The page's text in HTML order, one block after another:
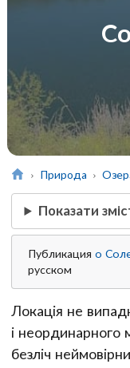
Природа
Показати
Публикацияо
русском
Локація не
і неординарного
безліч